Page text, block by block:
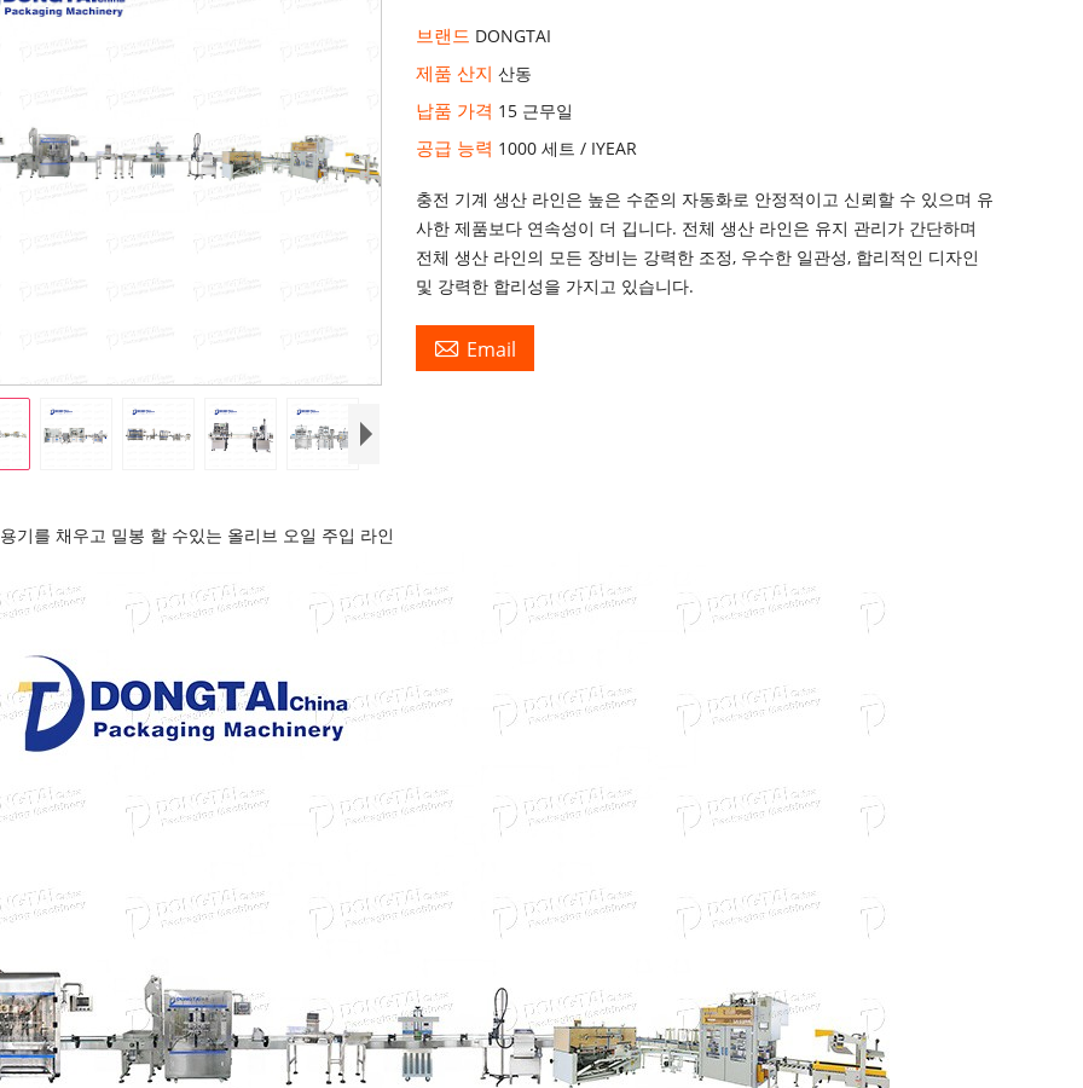
브랜드 DONGTAI
제품 산지산동
납품 가격 15 근무일
공급 능력 1000 세트 / IYEAR
충전 기계 생산 라인은 높은 수준의 자동화로 안정적이고 신뢰할 수 있으며 유
사한 제품보다 연속성이 더 깁니다. 전체 생산 라인은 유지 관리가 간단하며
전체 생산 라인의 모든 장비는 강력한 조정, 우수한 일관성, 합리적인 디자인
및 강력한 합리성을 가지고 있습니다.
 Email
기를 채우고 밀봉 할 수있는 올리브 오일 주입 라인